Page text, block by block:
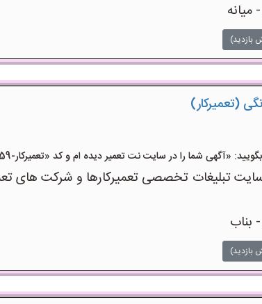
میانه
بازدید)
(تعمیرکار)
«آگهی شما را در سایت نت تعمیر دیده ام و کد «تعمیرکار-10659» را اعلام کنید»
تبلیغات تخصصی تعمیرکارها و شرکت های
بناب
بازدید)